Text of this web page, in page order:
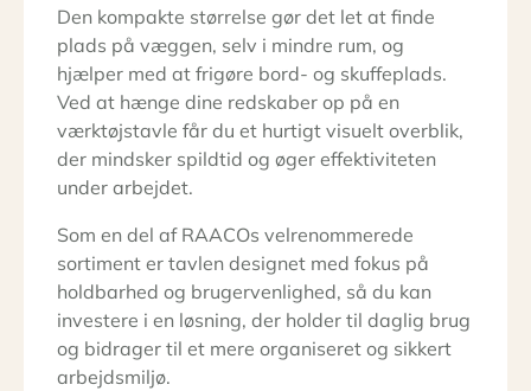
Den kompakte størrelse gør det let at finde
plads på væggen, selv i mindre rum, og
hjælper med at frigøre bord- og skuffeplads.
Ved at hænge dine redskaber op på en
værktøjstavle får du et hurtigt visuelt overblik,
der mindsker spildtid og øger effektiviteten
under arbejdet.
Som en del af RAACOs velrenommerede
sortiment er tavlen designet med fokus på
holdbarhed og brugervenlighed, så du kan
investere i en løsning, der holder til daglig brug
og bidrager til et mere organiseret og sikkert
arbejdsmiljø.